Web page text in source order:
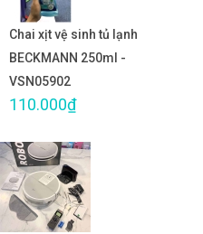
Chai xịt vệ sinh tủ lạnh
BECKMANN 250ml -
VSN05902
110.000₫